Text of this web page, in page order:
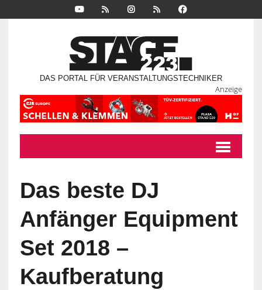
DAS PORTAL FÜR VERANSTALTUNGSTECHNIKER
Anzeige
Das beste DJ
Anfänger Equipment
Set 2018 –
Kaufberatung